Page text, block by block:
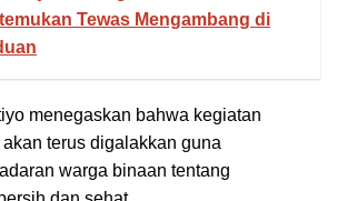
Tewas Mengambang di
menegaskan bahwa kegiatan
terus digalakkan guna
warga binaan tentang